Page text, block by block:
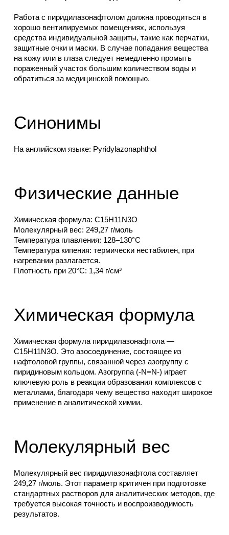
Работа с пиридилазонафтолом должна проводиться в
хорошо вентилируемых помещениях, используя
средства индивидуальной защиты, такие как перчатки,
защитные очки и маски. В случае попадания вещества
на кожу или в глаза следует немедленно промыть
пораженный участок большим количеством воды и
обратиться за медицинской помощью.
Синонимы
На английском языке: Pyridylazonaphthol
Физические данные
Химическая формула: C15H11N3O
Молекулярный вес: 249,27 г/моль
Температура плавления: 128–130°C
Температура кипения: термически нестабилен, при
нагревании разлагается.
Плотность при 20°C: 1,34 г/см³
Химическая формула
Химическая формула пиридилазонафтола —
C15H11N3O. Это азосоединение, состоящее из
нафтоловой группы, связанной через азогруппу с
пиридиновым кольцом. Азогруппа (-N=N-) играет
ключевую роль в реакции образования комплексов с
металлами, благодаря чему вещество находит широкое
применение в аналитической химии.
Молекулярный вес
Молекулярный вес пиридилазонафтола составляет
249,27 г/моль. Этот параметр критичен при подготовке
стандартных растворов для аналитических методов, где
требуется высокая точность и воспроизводимость
результатов.